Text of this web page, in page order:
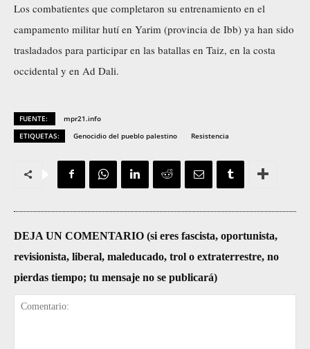
Los combatientes que completaron su entrenamiento en el
campamento militar hutí en Yarim (provincia de Ibb) ya han sido
trasladados para participar en las batallas en Taiz, en la costa
occidental y en Ad Dali.
FUENTE:
mpr21.info
ETIQUETAS:
Genocidio del pueblo palestino Resistencia
DEJA UN COMENTARIO (si eres fascista, oportunista,
revisionista, liberal, maleducado, trol o extraterrestre, no
pierdas tiempo; tu mensaje no se publicará)